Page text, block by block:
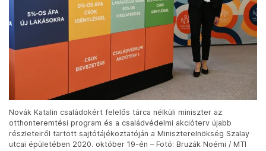
Novák Katalin családokért felelős tárca nélküli miniszter az
otthonteremtési program és a családvédelmi akcióterv újabb
részleteiről tartott sajtótájékoztatóján a Miniszterelnökség Szalay
utcai épületében 2020. október 19-én – Fotó: Bruzák Noémi / MTI